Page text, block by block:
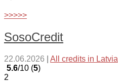
>>>>>
SosoCredit
22.06.2026 All credits in Latvia
5.6/10 (5)
2